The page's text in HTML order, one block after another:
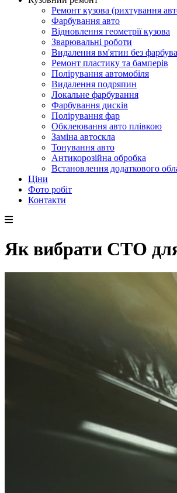
Ремонт кузова (рихтування
Фарбування авто
Відновлення геометрії кузова
Зварювальні роботи
Видалення вм'ятин без
Ремонт пластику та бамперів
Полірування автомобіля
Видалення подряпин
Локальне фарбування
Фарбування дисків
Полірування фар
Обклеювання авто плівкою
Заміна автоскла
Тонування авто
Антикорозійна обробка
Встановлення додаткового
Ціни
Фото робіт
Контакти
Як вибрати СТО